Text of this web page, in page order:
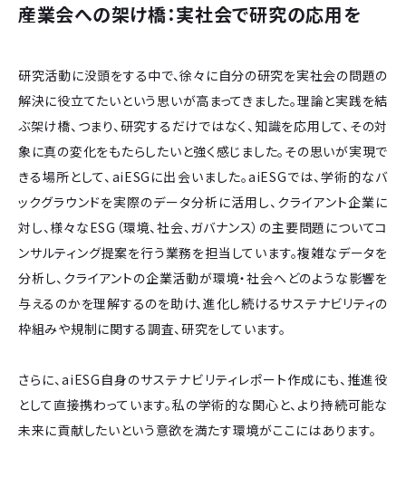
産業会への架け橋：実社会で研究の応用を
研究活動に没頭をする中で、徐々に自分の研究を実社会の問題の
解決に役立てたいという思いが高まってきました。理論と実践を結
ぶ架け橋、つまり、研究するだけではなく、知識を応用して、その対
象に真の変化をもたらしたいと強く感じました。その思いが実現で
きる場所として、aiESGに出会いました。aiESGでは、学術的なバ
ックグラウンドを実際のデータ分析に活用し、クライアント企業に
対し、様々なESG（環境、社会、ガバナンス）の主要問題についてコ
ンサルティング提案を行う業務を担当しています。複雑なデータを
分析し、クライアントの企業活動が環境・社会へどのような影響を
与えるのかを理解するのを助け、進化し続けるサステナビリティの
枠組みや規制に関する調査、研究をしています。
さらに、aiESG自身のサステナビリティレポート作成にも、推進役
として直接携わっています。私の学術的な関心と、より持続可能な
未来に貢献したいという意欲を満たす環境がここにはあります。